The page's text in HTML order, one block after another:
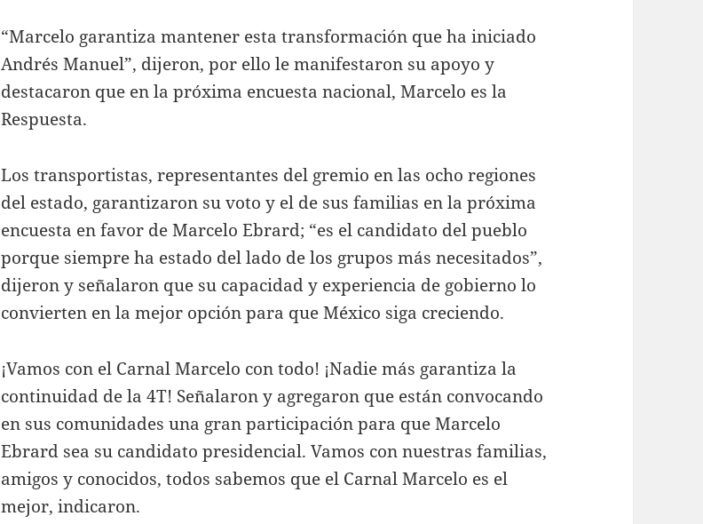
“Marcelo garantiza mantener esta transformación que ha iniciado
Andrés Manuel”, dijeron, por ello le manifestaron su apoyo y
destacaron que en la próxima encuesta nacional, Marcelo es la
Respuesta.
Los transportistas, representantes del gremio en las ocho regiones
del estado, garantizaron su voto y el de sus familias en la próxima
encuesta en favor de Marcelo Ebrard; “es el candidato del pueblo
porque siempre ha estado del lado de los grupos más necesitados”,
dijeron y señalaron que su capacidad y experiencia de gobierno lo
convierten en la mejor opción para que México siga creciendo.
¡Vamos con el Carnal Marcelo con todo! ¡Nadie más garantiza la
continuidad de la 4T! Señalaron y agregaron que están convocando
en sus comunidades una gran participación para que Marcelo
Ebrard sea su candidato presidencial. Vamos con nuestras familias,
amigos y conocidos, todos sabemos que el Carnal Marcelo es el
mejor, indicaron.